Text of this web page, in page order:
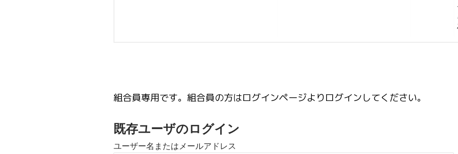
組合員専用です。組合員の方はログインページよりログインしてください。
既存ユーザのログイン
ユーザー名またはメールアドレス